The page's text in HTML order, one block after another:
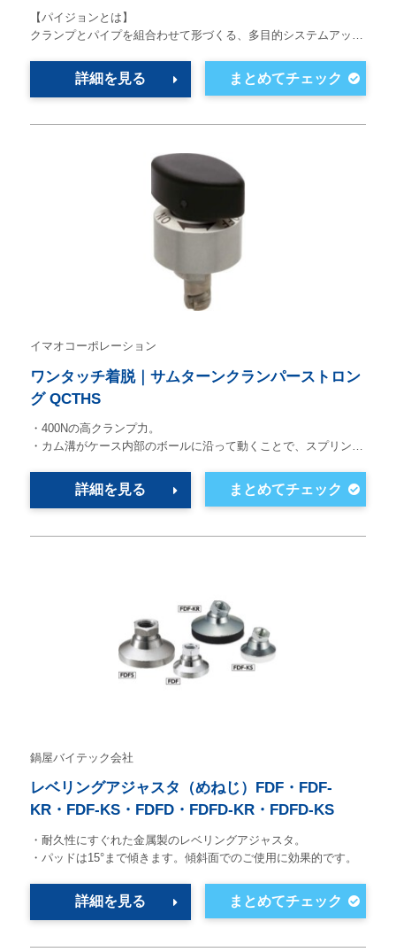
【パイジョンとは】
クランプとパイプを組合わせて形づくる、多目的システムアッ…
詳細を見る
イマオコーポレーション
ワンタッチ着脱｜サムターンクランパーストロン
グ QCTHS
・400Nの高クランプ力。
・カム溝がケース内部のボールに沿って動くことで、スプリン…
詳細を見る
鍋屋バイテック会社
レベリングアジャスタ（めねじ）FDF・FDF-
KR・FDF-KS・FDFD・FDFD-KR・FDFD-KS
・耐久性にすぐれた金属製のレベリングアジャスタ。
・パッドは15°まで傾きます。傾斜面でのご使用に効果的です。
詳細を見る